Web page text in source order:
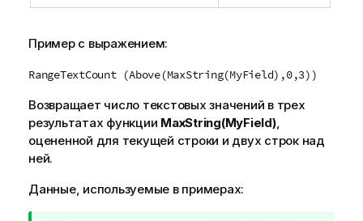
Пример с выражением:
RangeTextCount (Above(MaxString(MyField),0,3))
Возвращает число текстовых значений в трех
результатах функции MaxString(MyField),
оцененной для текущей строки и двух строк над
ней.
Данные, используемые в примерах: